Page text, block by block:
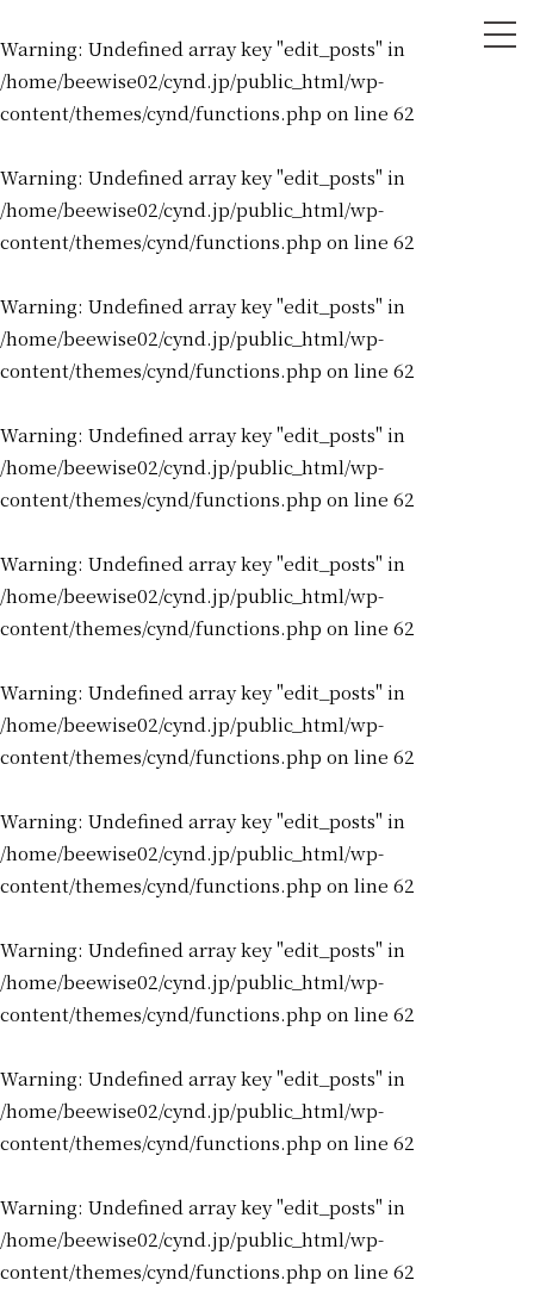
Warning: Undefined array key "edit_posts" in
/home/beewise02/cynd.jp/public_html/wp-
content/themes/cynd/functions.php on line 62
Warning: Undefined array key "edit_posts" in
/home/beewise02/cynd.jp/public_html/wp-
content/themes/cynd/functions.php on line 62
Warning: Undefined array key "edit_posts" in
/home/beewise02/cynd.jp/public_html/wp-
content/themes/cynd/functions.php on line 62
Warning: Undefined array key "edit_posts" in
/home/beewise02/cynd.jp/public_html/wp-
content/themes/cynd/functions.php on line 62
Warning: Undefined array key "edit_posts" in
/home/beewise02/cynd.jp/public_html/wp-
content/themes/cynd/functions.php on line 62
Warning: Undefined array key "edit_posts" in
/home/beewise02/cynd.jp/public_html/wp-
content/themes/cynd/functions.php on line 62
Warning: Undefined array key "edit_posts" in
/home/beewise02/cynd.jp/public_html/wp-
content/themes/cynd/functions.php on line 62
Warning: Undefined array key "edit_posts" in
/home/beewise02/cynd.jp/public_html/wp-
content/themes/cynd/functions.php on line 62
Warning: Undefined array key "edit_posts" in
/home/beewise02/cynd.jp/public_html/wp-
content/themes/cynd/functions.php on line 62
Warning: Undefined array key "edit_posts" in
/home/beewise02/cynd.jp/public_html/wp-
content/themes/cynd/functions.php on line 62